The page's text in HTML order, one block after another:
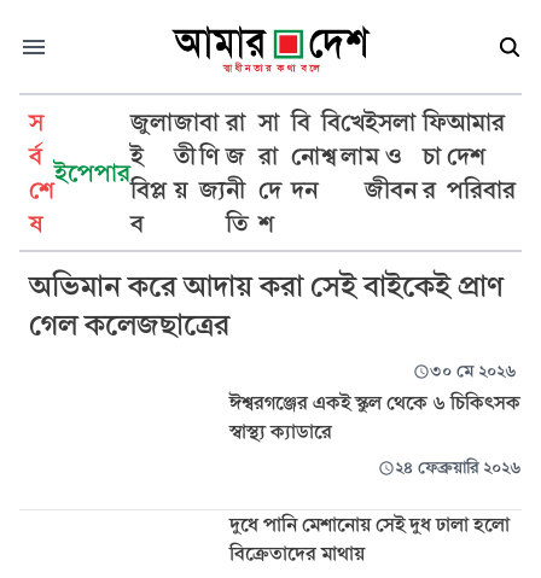
স
র্ব
শে
ষ
ইপেপার
জুলা
ই
বিপ্ল
ব
জা
তী
য়
বা
ণি
জ্য
রা
জ
নী
তি
সা
রা
দে
শ
বি
নো
দন
বি
শ্ব
খে
লা
ইসলা
ম ও
জীবন
ফি
চা
র
আমার
দেশ
পরিবার
ঈশ্বরগঞ্জ
অভিমান করে আদায় করা সেই বাইকেই প্রাণ
গেল কলেজছাত্রের
৩০ মে ২০২৬
ঈশ্বরগঞ্জের একই স্কুল থেকে ৬ চিকিৎসক
স্বাস্থ্য ক্যাডারে
২৪ ফেব্রুয়ারি ২০২৬
দুধে পানি মেশানোয় সেই দুধ ঢালা হলো
বিক্রেতাদের মাথায়